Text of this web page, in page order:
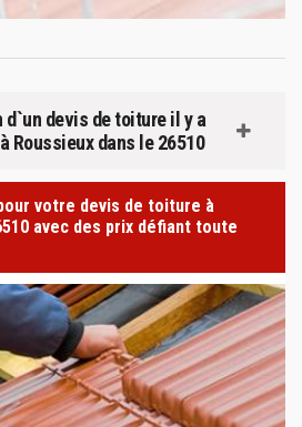
d`un devis de toiture il y a
Roussieux dans le 26510
votre devis de toiture à
avec des prix défiant toute